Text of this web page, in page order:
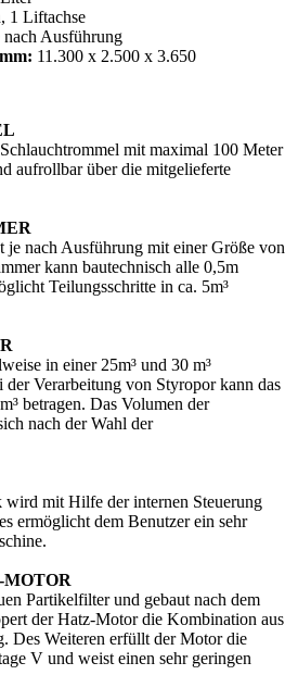
1 Liftachse
nach Ausführung
11.300 x 2.500 x 3.650
mit maximal 100 Meter
aufrollbar über die mitgelieferte
je nach Ausführung mit einer Größe von
kann bautechnisch alle 0,5m
Teilungsschritte in ca. 5m³
in einer 25m³ und 30 m³
Verarbeitung von Styropor kann das
betragen. Das Volumen der
nach der Wahl der
wird mit Hilfe der internen Steuerung
ermöglicht dem Benutzer ein sehr
MOTOR
Partikelfilter und gebaut nach dem
der Hatz-Motor die Kombination aus
Des Weiteren erfüllt der Motor die
V und weist einen sehr geringen